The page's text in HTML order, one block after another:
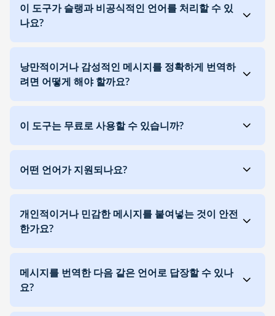
이 도구가 슬랭과 비공식적인 언어를 처리할 수 있
나요?
낭만적이거나 감성적인 메시지를 정확하게 번역하
려면 어떻게 해야 할까요?
이 도구는 무료로 사용할 수 있습니까?
어떤 언어가 지원되나요?
개인적이거나 민감한 메시지를 붙여넣는 것이 안전
한가요?
메시지를 번역한 다음 같은 언어로 답장할 수 있나
요?